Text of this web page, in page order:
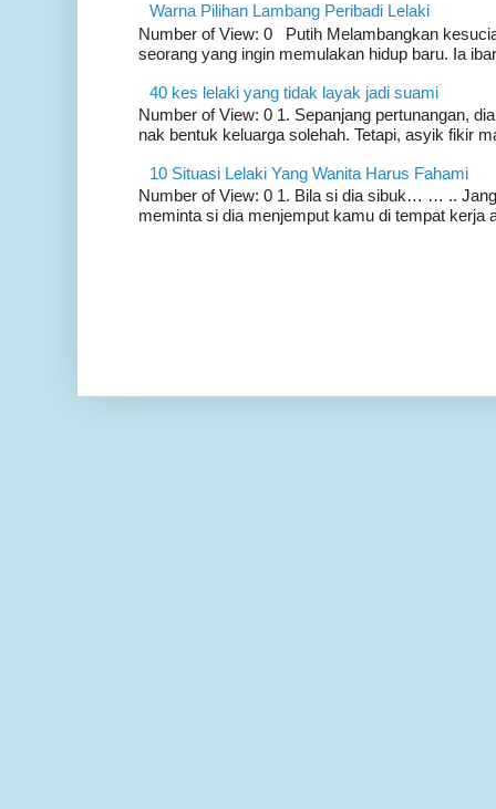
Warna Pilihan Lambang Peribadi Lelaki
Number of View: 0 Putih Melambangkan
seorang yang ingin memulakan hidup baru. Ia
40 kes lelaki yang tidak layak jadi suami
Number of View: 0 1. Sepanjang pertunangan,
nak bentuk keluarga solehah. Tetapi, asyik fikir
10 Situasi Lelaki Yang Wanita Harus Fahami
Number of View: 0 1. Bila si dia sibuk… … ..
meminta si dia menjemput kamu di tempat kerja